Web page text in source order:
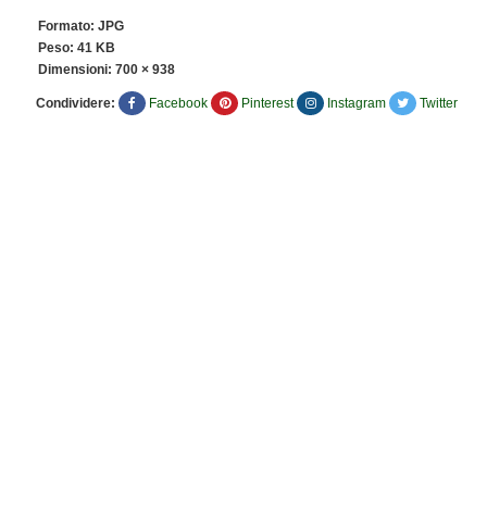
Formato: JPG
Peso: 41 KB
Dimensioni: 700 × 938
Condividere: Facebook Pinterest Instagram Twitter